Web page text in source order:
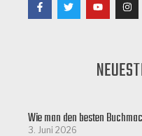
Wie man den besten
3. Juni 2026